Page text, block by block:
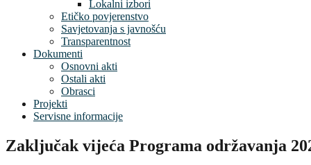
Lokalni izbori
Etičko povjerenstvo
Savjetovanja s javnošću
Transparentnost
Dokumenti
Osnovni akti
Ostali akti
Obrasci
Projekti
Servisne informacije
Zaključak vijeća Programa održavanja